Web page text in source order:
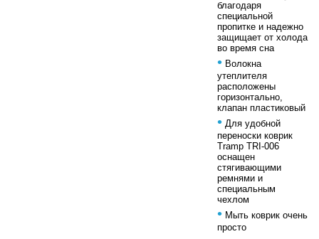
благодаря
специальной
пропитке и надежно
защищает от холода
во время сна
• Волокна
утеплителя
расположены
горизонтально,
клапан пластиковый
• Для удобной
переноски коврик
Tramp TRI-006
оснащен
стягивающими
ремнями и
специальным
чехлом
• Мыть коврик очень
просто